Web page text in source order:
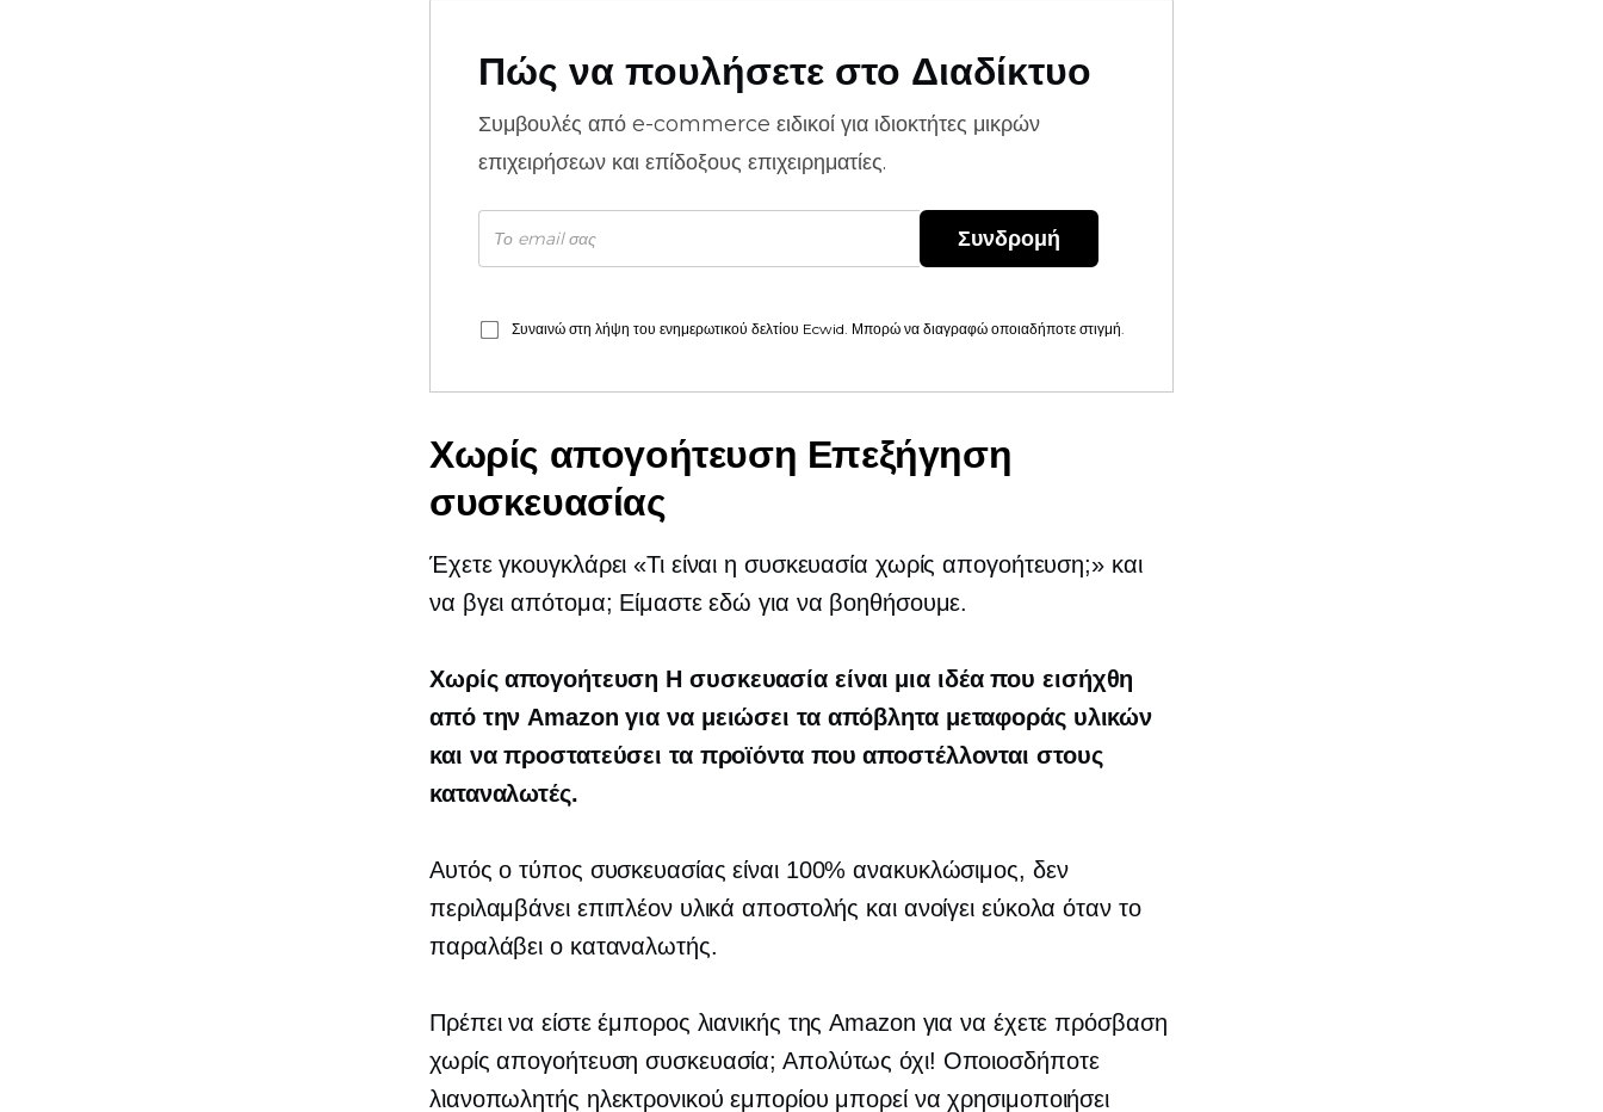
Πώς να πουλήσετε στο Διαδίκτυο
Συμβουλές από e-commerce ειδικοί για ιδιοκτήτες μικρών
επιχειρήσεων και επίδοξους επιχειρηματίες.
Συνδρομή
Συναινώ στη λήψη του ενημερωτικού δελτίου Ecwid. Μπορώ να διαγραφώ οποιαδήποτε στιγμή.
Χωρίς απογοήτευση Επεξήγηση
συσκευασίας
Έχετε γκουγκλάρει «Τι είναι η συσκευασία χωρίς απογοήτευση;» και
να βγει απότομα; Είμαστε εδώ για να βοηθήσουμε.
Χωρίς απογοήτευση Η συσκευασία είναι μια ιδέα που εισήχθη
από την Amazon για να μειώσει τα απόβλητα μεταφοράς υλικών
και να προστατεύσει τα προϊόντα που αποστέλλονται στους
καταναλωτές.
Αυτός ο τύπος συσκευασίας είναι 100% ανακυκλώσιμος, δεν
περιλαμβάνει επιπλέον υλικά αποστολής και ανοίγει εύκολα όταν το
παραλάβει ο καταναλωτής.
Πρέπει να είστε έμπορος λιανικής της Amazon για να έχετε πρόσβαση
χωρίς απογοήτευση συσκευασία; Απολύτως όχι! Οποιοσδήποτε
λιανοπωλητής ηλεκτρονικού εμπορίου μπορεί να χρησιμοποιήσει